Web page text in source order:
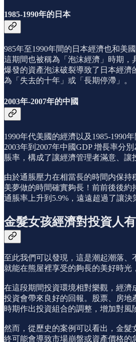
1985-1990年的日本
985年至1990年間的日本經濟也和美
這期間也被稱為「泡沫經濟」時期，
爆發的資產泡沫破裂導致了日本經
為「失去的十年」或「長期停滯」。
2003年-2007年的中國
1990年代美國的經濟以及1985-1990
2003年到2007年中國GDP 增長率分
脹率，構成了讓經濟管理者滿意、讓
由於通脹壓力在相當長的時間内保持
美夢做的時間確實夠長！前前後後約
通脹率上升到5.9%，遠遠超過了讓
金髮女孩經濟對投資人
至此我們可以發現，這是潮起潮落
就能在熊屋裡享受的夠長的美好時光
在這段期間投資環境相對樂觀，經
投資會帶來良好的回報。股票、房
時期作出投資組合的調整，增加對風
然而，從歷史的案例可以看出，金
終可能會導致市場崩盤或資產價格的